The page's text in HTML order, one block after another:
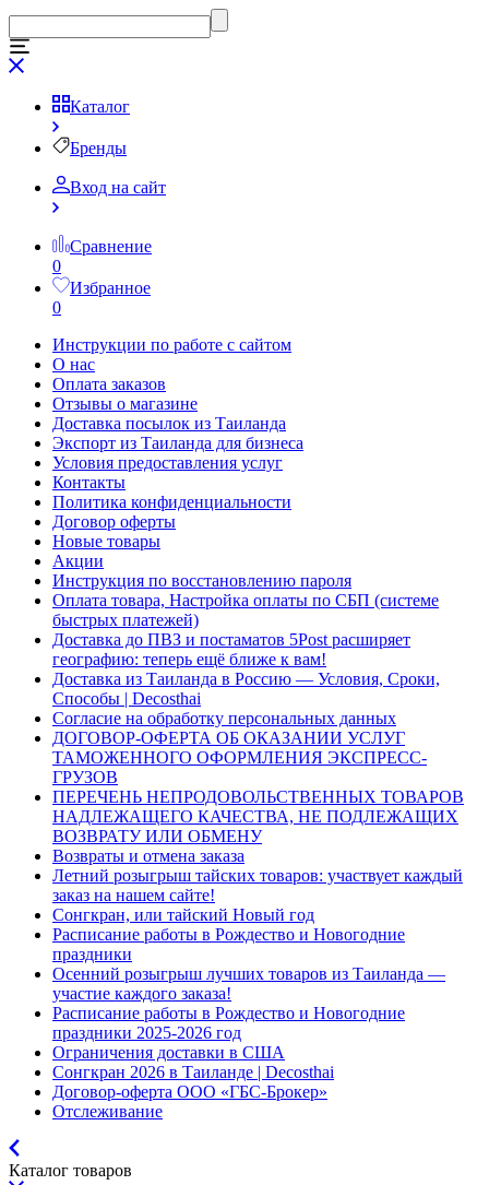
Каталог
Бренды
Вход на сайт
Сравнение
0
Избранное
0
Инструкции по работе с сайтом
О нас
Оплата заказов
Отзывы о магазине
Доставка посылок из Таиланда
Экспорт из Таиланда для бизнеса
Условия предоставления услуг
Контакты
Политика конфиденциальности
Договор оферты
Новые товары
Акции
Инструкция по восстановлению пароля
Оплата товара, Настройка оплаты по СБП (системе
быстрых платежей)
Доставка до ПВЗ и постаматов 5Post расширяет
географию: теперь ещё ближе к вам!
Доставка из Таиланда в Россию — Условия, Сроки,
Способы | Decosthai
Согласие на обработку персональных данных
ДОГОВОР-ОФЕРТА ОБ ОКАЗАНИИ УСЛУГ
ТАМОЖЕННОГО ОФОРМЛЕНИЯ ЭКСПРЕСС-
ГРУЗОВ
ПЕРЕЧЕНЬ НЕПРОДОВОЛЬСТВЕННЫХ ТОВАРОВ
НАДЛЕЖАЩЕГО КАЧЕСТВА, НЕ ПОДЛЕЖАЩИХ
ВОЗВРАТУ ИЛИ ОБМЕНУ
Возвраты и отмена заказа
Летний розыгрыш тайских товаров: участвует каждый
заказ на нашем сайте!
Сонгкран, или тайский Новый год
Расписание работы в Рождество и Новогодние
праздники
Осенний розыгрыш лучших товаров из Таиланда —
участие каждого заказа!
Расписание работы в Рождество и Новогодние
праздники 2025-2026 год
Ограничения доставки в США
Сонгкран 2026 в Таиланде | Decosthai
Договор-оферта ООО «ГБС-Брокер»
Отслеживание
Каталог товаров